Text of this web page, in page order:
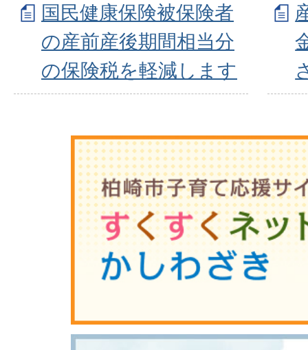
国民健康保険被保険者
の産前産後期間相当分
の保険税を軽減します